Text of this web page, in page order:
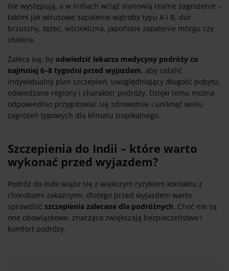
nie występują, a w Indiach wciąż stanowią realne zagrożenie –
takimi jak wirusowe zapalenie wątroby typu A i B, dur
brzuszny, tężec, wścieklizna, japońskie zapalenie mózgu czy
cholera.
Zaleca się, by odwiedzić lekarza medycyny podróży co
najmniej 6–8 tygodni przed wyjazdem, aby ustalić
indywidualny plan szczepień, uwzględniający długość pobytu,
odwiedzane regiony i charakter podróży. Dzięki temu można
odpowiednio przygotować się zdrowotnie i uniknąć wielu
zagrożeń typowych dla klimatu tropikalnego.
Szczepienia do Indii – które warto
wykonać przed wyjazdem?
Podróż do Indii wiąże się z większym ryzykiem kontaktu z
chorobami zakaźnymi, dlatego przed wyjazdem warto
sprawdzić szczepienia zalecane dla podróżnych. Choć nie są
one obowiązkowe, znacząco zwiększają bezpieczeństwo i
komfort podróży.